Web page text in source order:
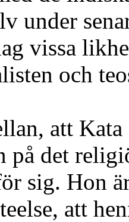
under
vissa
och
att
på det
sig. Hon
att